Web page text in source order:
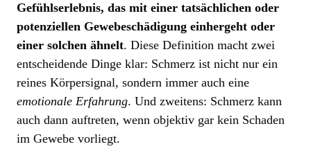
Gefühlserlebnis, das mit einer tatsächlichen oder
potenziellen Gewebeschädigung einhergeht oder
einer solchen ähnelt. Diese Definition macht zwei
entscheidende Dinge klar: Schmerz ist nicht nur ein
reines Körpersignal, sondern immer auch eine
emotionale Erfahrung. Und zweitens: Schmerz kann
auch dann auftreten, wenn objektiv gar kein Schaden
im Gewebe vorliegt.